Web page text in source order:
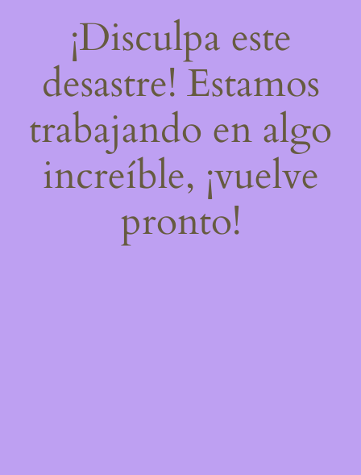
¡Disculpa este
desastre! Estamos
trabajando en algo
increíble, ¡vuelve
pronto!